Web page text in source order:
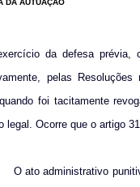
da defesa prévia,
pelas
foi tacitamente
legal. Ocorre que o artigo
O ato administrativo